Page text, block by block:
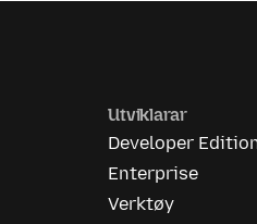
Utviklarar
Developer
Enterprise
Verktøy